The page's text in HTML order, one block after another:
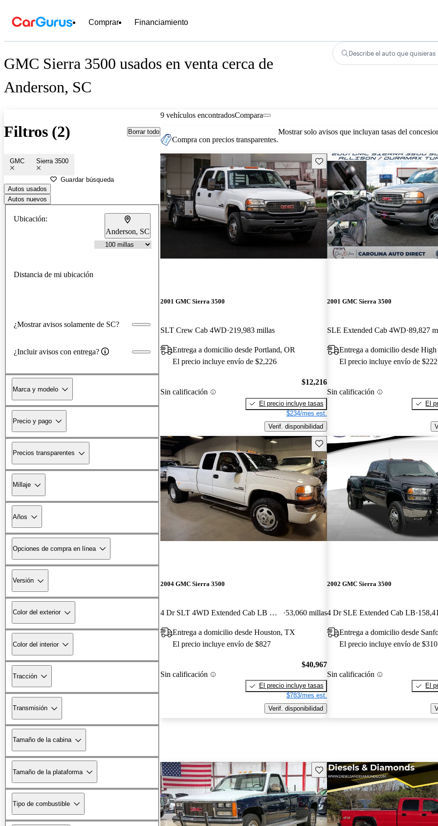
Comprar Financiamiento
GMC Sierra 3500 usados en venta cerca de
Anderson, SC
Describe el auto que quisieras
Filtros (2) Borrar todo
GMC Sierra 3500
Guardar búsqueda
Autos usados
Autos nuevos
Ubicación:
Anderson, SC
Distancia de mi ubicación
¿Mostrar avisos solamente de SC?
¿Incluir avisos con entrega?
Marca y modelo
Precio y pago
Precios transparentes
Millaje
Años
Opciones de compra en línea
Versión
Color del exterior
Color del interior
Tracción
Transmisión
Tamaño de la cabina
Tamaño de la plataforma
Tipo de combustible
9 vehículos encontradosCompara
Compra con precios transparentes.
Mostrar solo avisos que incluyan tasas del
Guarda este Aviso
2001 GMC Sierra 3500
SLT Crew Cab 4WD 219,983 millas
Entrega a domicilio desde Portland, OR
El precio incluye envío de $2,226
Sin calificación
$12,216
El precio incluye tasas
$234/mes est.
Verif. disponibilidad
2001 GMC Sierra 3500
SLE Extended Cab 4WD 89,827
Entrega a domicilio desde
El precio incluye envío de $222
Sin calificación
El
Guarda este Aviso
2004 GMC Sierra 3500
4 Dr SLT 4WD Extended Cab LB DRW 53,060 millas
Entrega a domicilio desde Houston, TX
El precio incluye envío de $827
Sin calificación
$40,967
El precio incluye tasas
$783/mes est.
Verif. disponibilidad
2002 GMC Sierra 3500
4 Dr SLE Extended Cab LB
Entrega a domicilio desde
El precio incluye envío de $310
Sin calificación
El
Guarda este Aviso